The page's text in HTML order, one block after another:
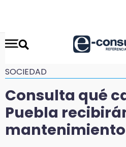
SOCIEDAD
Consulta qué
Puebla
mantenimiento